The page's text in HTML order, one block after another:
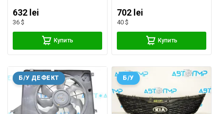
632 lei
36 $
Купить
702 lei
40 $
Купить
Б/У ДЕФЕКТ Б/У